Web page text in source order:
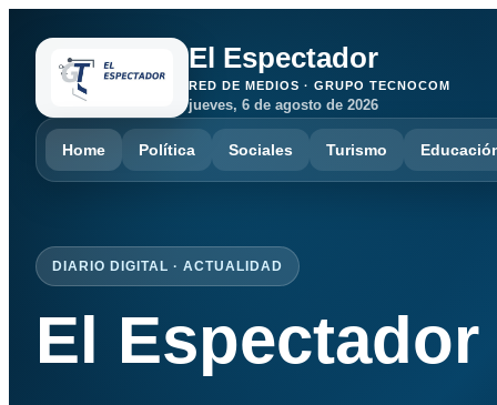
El Espectador
RED DE MEDIOS · GRUPO TECNOCOM
jueves, 6 de agosto de 2026
Home Política Sociales Turismo
DIARIO DIGITAL · ACTUALIDAD
El Espectador